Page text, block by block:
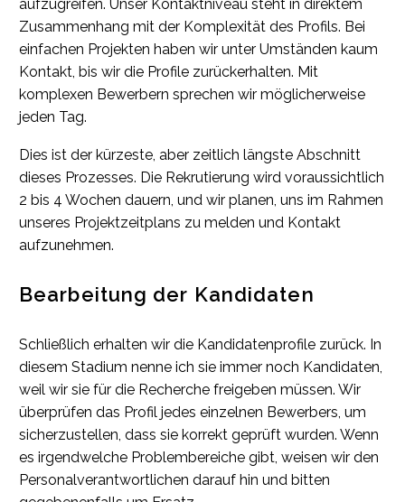
aufzugreifen. Unser Kontaktniveau steht in direktem
Zusammenhang mit der Komplexität des Profils. Bei
einfachen Projekten haben wir unter Umständen kaum
Kontakt, bis wir die Profile zurückerhalten. Mit
komplexen Bewerbern sprechen wir möglicherweise
jeden Tag.
Dies ist der kürzeste, aber zeitlich längste Abschnitt
dieses Prozesses. Die Rekrutierung wird voraussichtlich
2 bis 4 Wochen dauern, und wir planen, uns im Rahmen
unseres Projektzeitplans zu melden und Kontakt
aufzunehmen.
Bearbeitung der Kandidaten
Schließlich erhalten wir die Kandidatenprofile zurück. In
diesem Stadium nenne ich sie immer noch Kandidaten,
weil wir sie für die Recherche freigeben müssen. Wir
überprüfen das Profil jedes einzelnen Bewerbers, um
sicherzustellen, dass sie korrekt geprüft wurden. Wenn
es irgendwelche Problembereiche gibt, weisen wir den
Personalverantwortlichen darauf hin und bitten